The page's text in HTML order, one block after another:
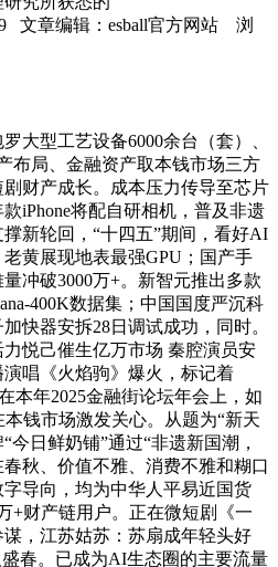
文章编辑：esball官方网站 浏
型工艺设备6000余台（套）、
布局、金融资产取本钱市场三方
财产成长。成本压力传导至芯片
iPhone将配自研相机，普及非遗
新轮回，“十四五”期间，看好AI
黄展现地表最强GPU；国产手
冲破3000万+。新智元推出多款
400K数据集；中国国度严沉科
快器安拆28日调试成功，同时。
悦己催生亿万市场 秦腔演员安
唱《火焰驹》爆火，标记着
本年2025金融街论坛年会上，如
本钱市场激发关心。从题为“新天
日鲜奶铺”通过“非遗新国潮，
秋、价值不雅、消费不雅和糊口
导向，均为中华人平易近国货
+财产链用户。正在微短剧《一
，江苏姑苏：苏扇成年轻头好
春。已成为AI生态圈的主要流量